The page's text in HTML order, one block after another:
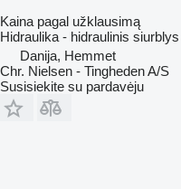
Kaina pagal užklausimą
Hidraulika - hidraulinis siurblys
Danija, Hemmet
Chr. Nielsen - Tingheden A/S
Susisiekite su pardavėju